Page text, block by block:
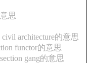
思
civil architecture的意思
functor的意思
section gang的意思